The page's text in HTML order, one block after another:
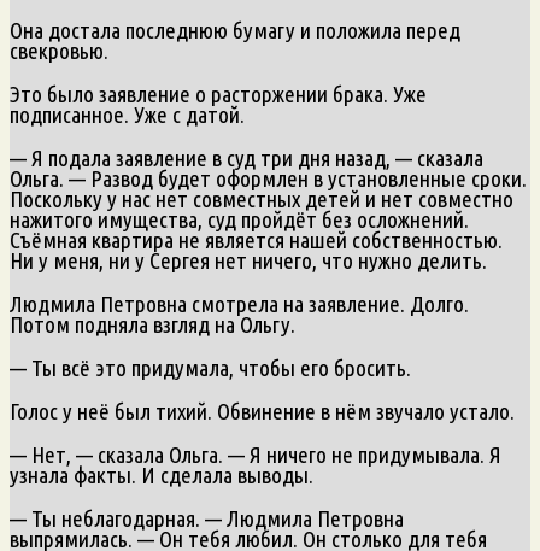
Она достала последнюю бумагу и положила перед
свекровью.
Это было заявление о расторжении брака. Уже
подписанное. Уже с датой.
— Я подала заявление в суд три дня назад, — сказала
Ольга. — Развод будет оформлен в установленные сроки.
Поскольку у нас нет совместных детей и нет совместно
нажитого имущества, суд пройдёт без осложнений.
Съёмная квартира не является нашей собственностью.
Ни у меня, ни у Сергея нет ничего, что нужно делить.
Людмила Петровна смотрела на заявление. Долго.
Потом подняла взгляд на Ольгу.
— Ты всё это придумала, чтобы его бросить.
Голос у неё был тихий. Обвинение в нём звучало устало.
— Нет, — сказала Ольга. — Я ничего не придумывала. Я
узнала факты. И сделала выводы.
— Ты неблагодарная. — Людмила Петровна
выпрямилась. — Он тебя любил. Он столько для тебя